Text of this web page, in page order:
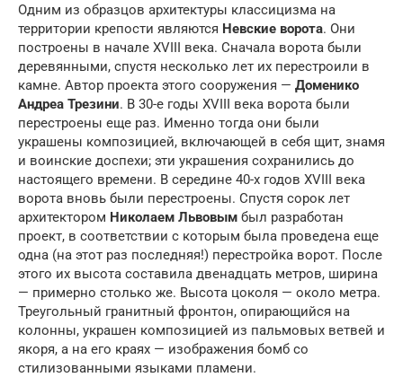
Одним из образцов архитектуры классицизма на
территории крепости являются Невские ворота. Они
построены в начале XVIII века. Сначала ворота были
деревянными, спустя несколько лет их перестроили в
камне. Автор проекта этого сооружения — Доменико
Андреа Трезини. В 30-е годы XVIII века ворота были
перестроены еще раз. Именно тогда они были
украшены композицией, включающей в себя щит, знамя
и воинские доспехи; эти украшения сохранились до
настоящего времени. В середине 40-х годов XVIII века
ворота вновь были перестроены. Спустя сорок лет
архитектором Николаем Львовым был разработан
проект, в соответствии с которым была проведена еще
одна (на этот раз последняя!) перестройка ворот. После
этого их высота составила двенадцать метров, ширина
— примерно столько же. Высота цоколя — около метра.
Треугольный гранитный фронтон, опирающийся на
колонны, украшен композицией из пальмовых ветвей и
якоря, а на его краях — изображения бомб со
стилизованными языками пламени.